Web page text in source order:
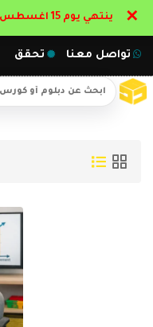
تواصل معنا تحقق
ينتهي يوم 15 اغسطس اتعلم ب 75% خصم : احجز مقعدك الان ✕